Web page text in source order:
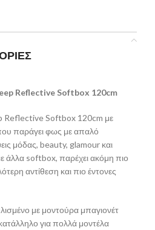
Reflective Softbox 120cm
Reflective Softbox 120cm με
παράγει φως με απαλό
μόδας, beauty, glamour και
άλλα softbox, παρέχει ακόμη πιο
αντίθεση και πιο έντονες
με μοντούρα μπαγιονέτ
για πολλά μοντέλα